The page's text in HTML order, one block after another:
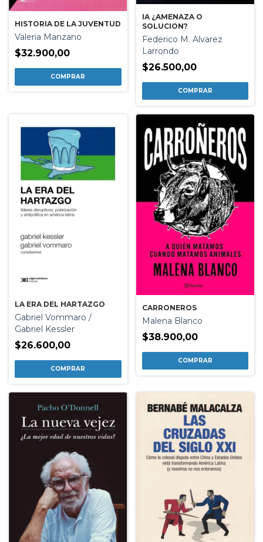
HISTORIA DE LA JUVENTUD
Valeria Manzano
$32.900,00
IA ¿AMENAZA O
SOLUCION?
Federico M. Alvarez
Larrondo
$26.500,00
LA ERA DEL HARTAZGO
Gabriel Vommaro /
Gabriel Kessler
$26.600,00
CARRONEROS
Malena Blanco
$38.900,00